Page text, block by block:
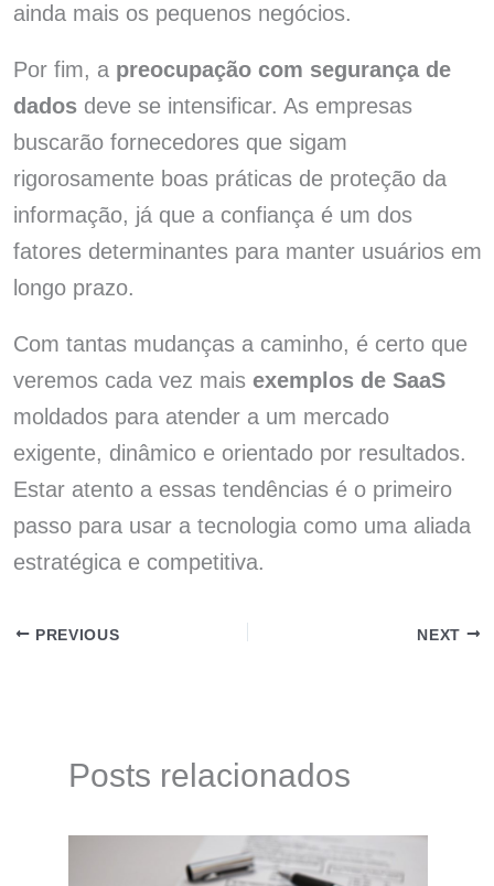
ainda mais os pequenos negócios.
Por fim, a preocupação com segurança de
dadosdeve se intensificar. As empresas
buscarão fornecedores que sigam
rigorosamente boas práticas de proteção da
informação, já que a confiança é um dos
fatores determinantes para manter usuários em
longo prazo.
Com tantas mudanças a caminho, é certo que
veremos cada vez mais exemplos de SaaS
moldados para atender a um mercado
exigente, dinâmico e orientado por resultados.
Estar atento a essas tendências é o primeiro
passo para usar a tecnologia como uma aliada
estratégica e competitiva.
PREVIOUS NEXT
Posts relacionados